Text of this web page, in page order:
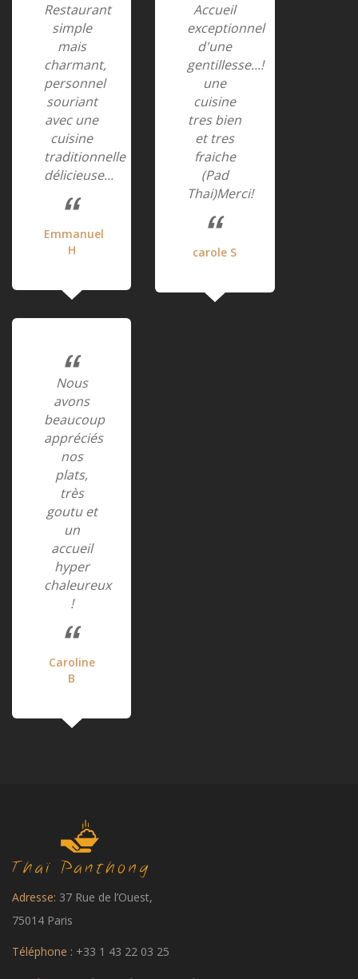
Restaurant
simple
mais
charmant,
personnel
souriant
avec une
cuisine
traditionnelle
délicieuse...
Emmanuel
H
Accueil
exceptionnel
d'une
gentillesse...!
une
cuisine
tres bien
et tres
fraiche
(Pad
Thai)Merci!
carole S
Nous
avons
beaucoup
appréciés
nos
plats,
très
goutu et
un
accueil
hyper
chaleureux
!
Caroline
B
Adresse: 37 Rue de l’Ouest,
75014 Paris
Téléphone : +33 1 43 22 03 25